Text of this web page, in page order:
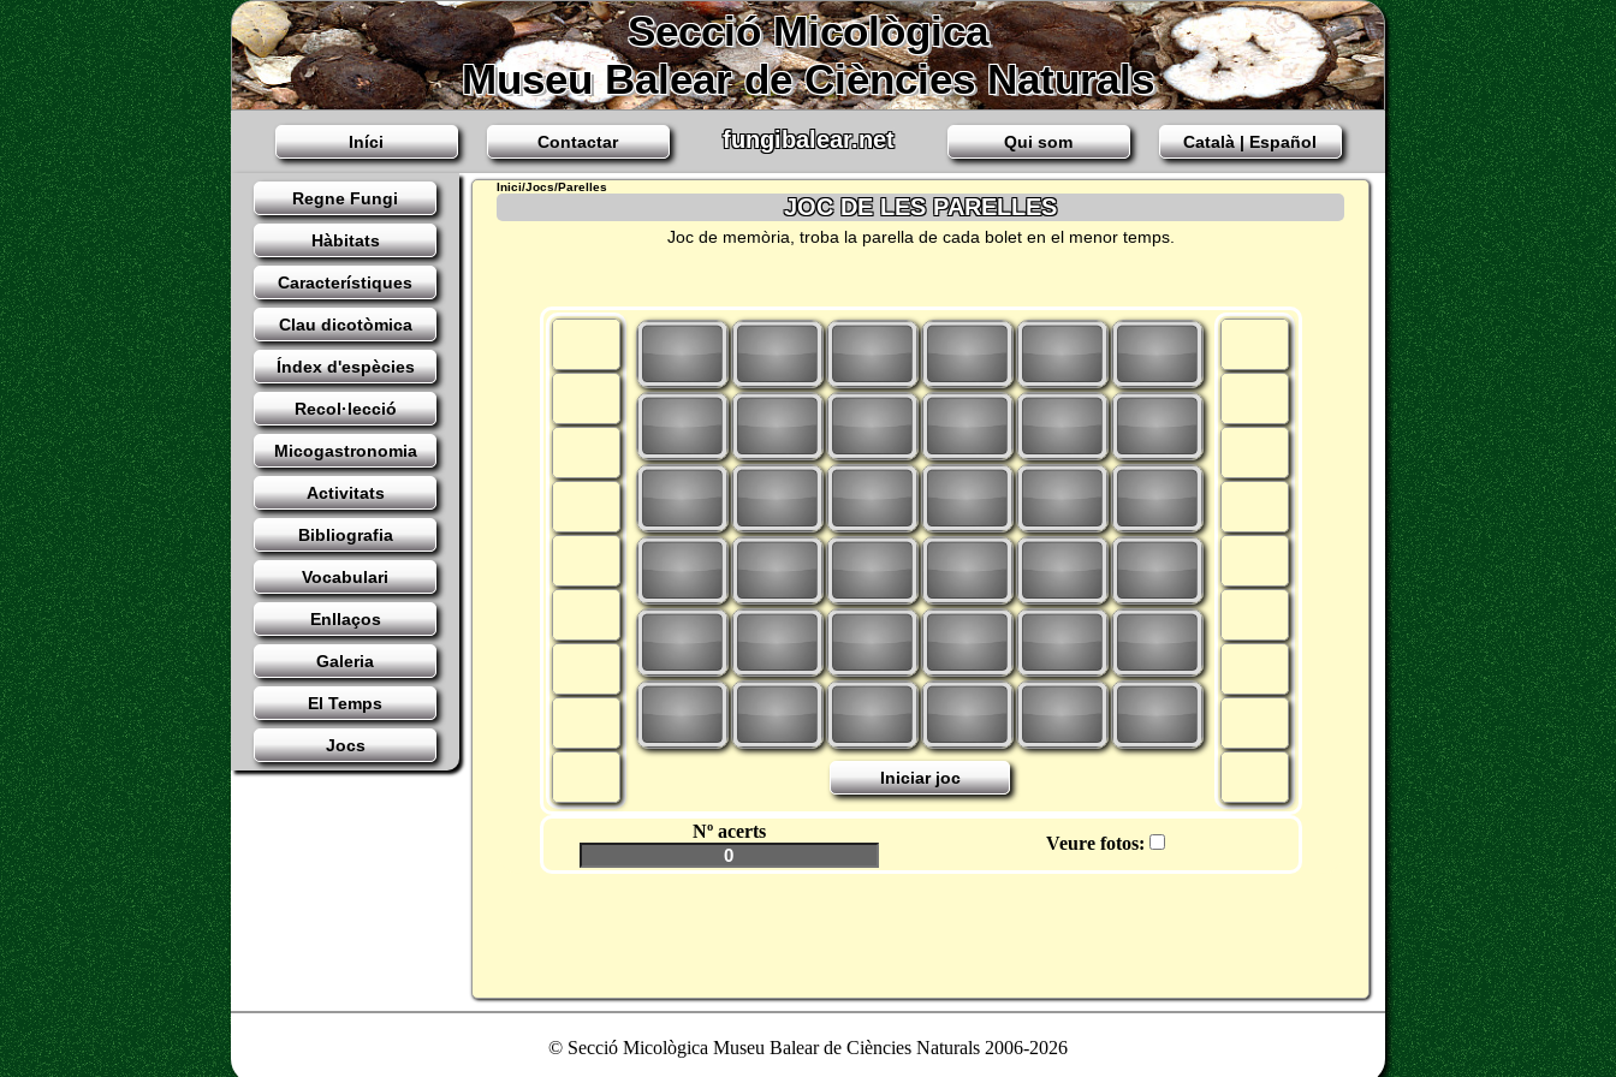
Secció Micològica
Museu Balear de Ciències Naturals
Iní­ci Contactar fungibalear.net Qui som Català | Español
Regne Fungi
Hàbitats
Característiques
Clau dicotòmica
Índex d'espècies
Recol·lecció
Micogastronomia
Activitats
Bibliografia
Vocabulari
Enllaços
Galeria
El Temps
Jocs
Inici/Jocs/Parelles
JOC DE LES PARELLES
Joc de memòria, troba la parella de cada bolet en el menor temps.
Nº acerts
Veure fotos:
© Secció Micològica Museu Balear de Ciències Naturals 2006-2026